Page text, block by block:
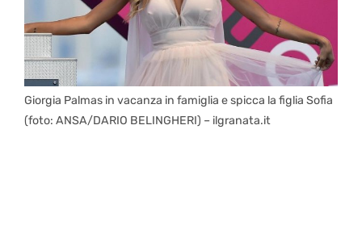
Giorgia Palmas in vacanza in famiglia e spicca la figlia Sofia
(foto: ANSA/DARIO BELINGHERI) – ilgranata.it